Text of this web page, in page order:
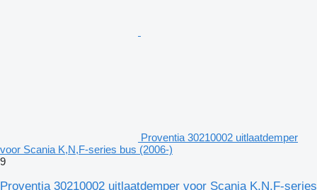
Proventia 30210002 uitlaatdemper
voor Scania K,N,F-series bus (2006-)
9
Proventia 30210002 uitlaatdemper voor Scania K,N,F-series